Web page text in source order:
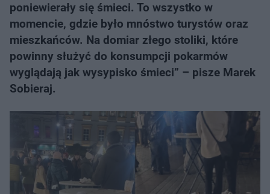
poniewierały się śmieci. To wszystko w
momencie, gdzie było mnóstwo turystów oraz
mieszkańców. Na domiar złego stoliki, które
powinny służyć do konsumpcji pokarmów
wyglądają jak wysypisko śmieci” – pisze Marek
Sobieraj.